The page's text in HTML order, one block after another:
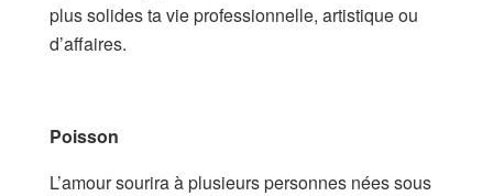
plus solides ta vie professionnelle, artistique ou
d’affaires.
Poisson
L’amour sourira à plusieurs personnes nées sous